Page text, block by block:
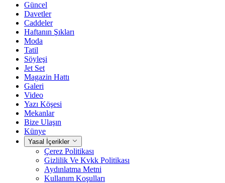
Güncel
Davetler
Caddeler
Haftanın Şıkları
Moda
Tatil
Söyleşi
Jet Set
Magazin Hattı
Galeri
Video
Yazı Köşesi
Mekanlar
Bize Ulaşın
Künye
Yasal İçerikler
Çerez Politikası
Gizlilik Ve Kvkk Politikası
Aydınlatma Metni
Kullanım Koşulları